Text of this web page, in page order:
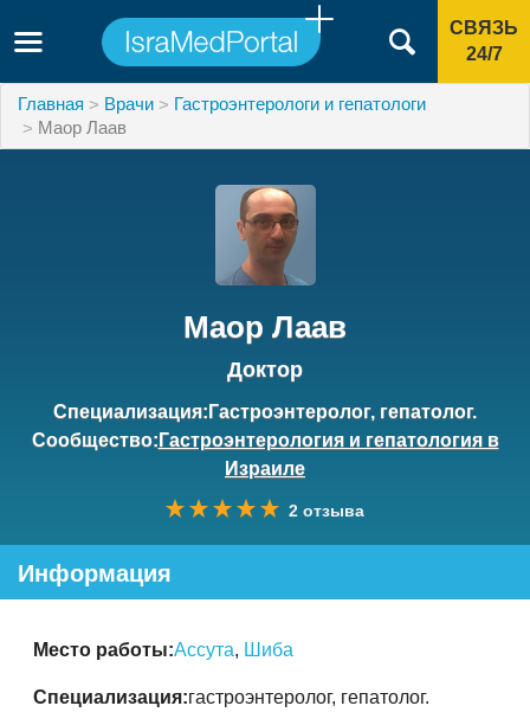
СВЯЗЬ
24/7
Главная Врачи
Гастроэнтерологи и гепатологи
Маор Лаав
Маор Лаав
Доктор
Специализация:Гастроэнтеролог, гепатолог.
Сообщество: Гастроэнтерология и гепатология в
Израиле
2 отзыва
Информация
Место работы:Ассута, Шиба
Специализация:гастроэнтеролог, гепатолог.